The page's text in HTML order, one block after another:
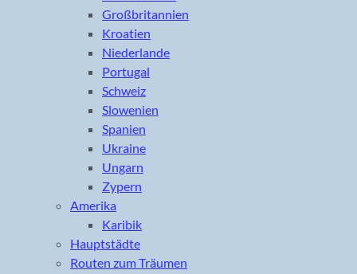
Großbritannien
Kroatien
Niederlande
Portugal
Schweiz
Slowenien
Spanien
Ukraine
Ungarn
Zypern
Amerika
Karibik
Hauptstädte
Routen zum Träumen